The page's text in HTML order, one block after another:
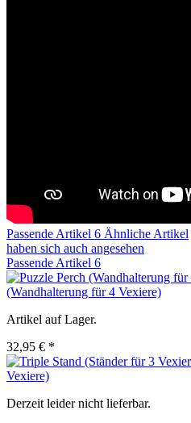
Passende Artikel 6 Ähnliche Artikel
haben sich auch angesehen
Passende Artikel 6
(Wandhalterung für 4 Vexiere)
Artikel auf Lager.
32,95 € *
Vexiere)
Derzeit leider nicht lieferbar.